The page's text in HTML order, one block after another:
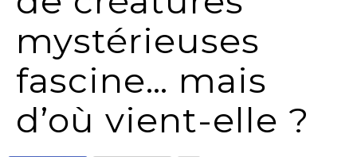
mystérieuses
fascine… mais
d’où vient-elle ?